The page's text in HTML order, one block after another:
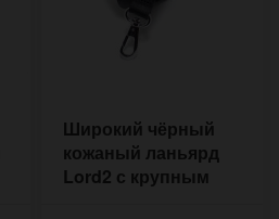
Широкий чёрный
кожаный ланьярд
Lord2 с крупным